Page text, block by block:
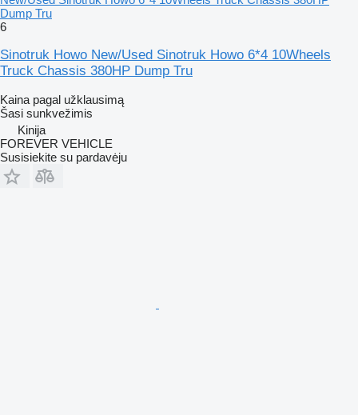
Dump Tru
6
Sinotruk Howo New/Used Sinotruk Howo 6*4 10Wheels
Truck Chassis 380HP Dump Tru
Kaina pagal užklausimą
Šasi sunkvežimis
Kinija
FOREVER VEHICLE
Susisiekite su pardavėju